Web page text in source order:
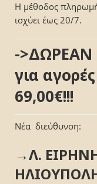
Η μέθοδος
ισχύει έως 20/7.
-
για
69,00€!!!
Νέα διεύθυνση:
→Λ.